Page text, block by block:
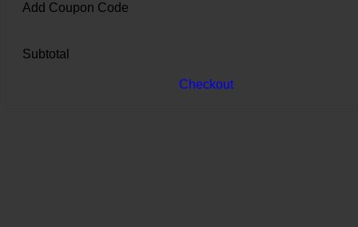
Add Coupon Code
Subtotal
Checkout